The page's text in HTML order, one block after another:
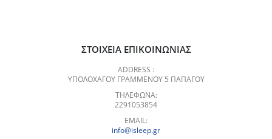
ΣΤΟΙΧΕΊΑ ΕΠΙΚΟΙΝΩΝΊΑΣ
ADDRESS :
ΥΠΟΛΟΧΑΓΟΥ ΓΡΑΜΜΕΝΟΥ 5 ΠΑΠΑΓΟΥ
ΤΗΛΈΦΩΝΑ:
2291053854
EMAIL:
info@isleep.gr